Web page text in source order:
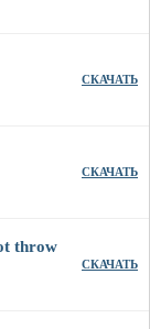
СКАЧАТЬ
СКАЧАТЬ
throw
СКАЧАТЬ